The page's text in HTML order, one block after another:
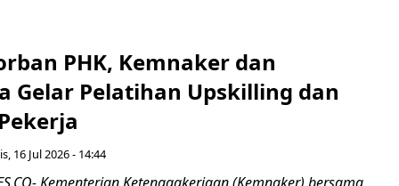
PHK, Kemnaker dan
Gelar Pelatihan Upskilling dan
16 Jul 2026 - 14:44